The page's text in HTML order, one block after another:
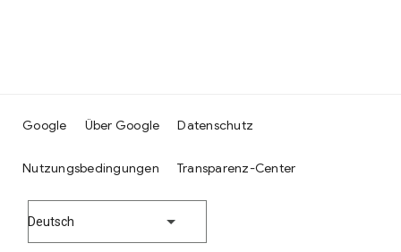
Google Über Google Datenschutz
Nutzungsbedingungen Transparenz-Center
Deutsch